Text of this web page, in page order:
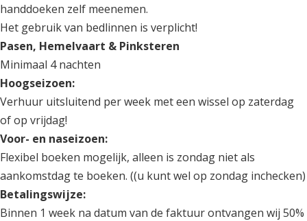
handdoeken zelf meenemen.
Het gebruik van bedlinnen is verplicht!
Pasen, Hemelvaart & Pinksteren
Minimaal 4 nachten
Hoogseizoen:
Verhuur uitsluitend per week met een wissel op zaterdag
of op vrijdag!
Voor- en naseizoen:
Flexibel boeken mogelijk, alleen is zondag niet als
aankomstdag te boeken. ((u kunt wel op zondag inchecken)
Betalingswijze:
Binnen 1 week na datum van de faktuur ontvangen wij 50%